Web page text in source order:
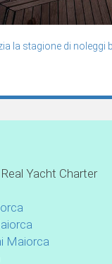
la stagione di noleggi
Yacht Charter
Maiorca